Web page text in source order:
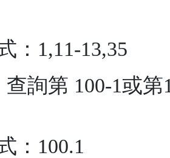
：1,11-13,35
查詢第 100-1或第
：100.1